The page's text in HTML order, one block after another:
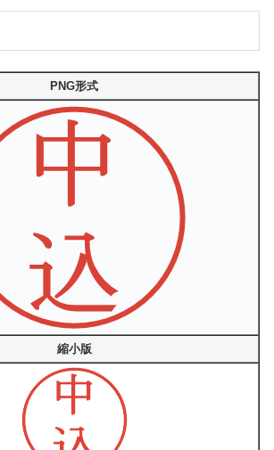
PNG形式
縮小版